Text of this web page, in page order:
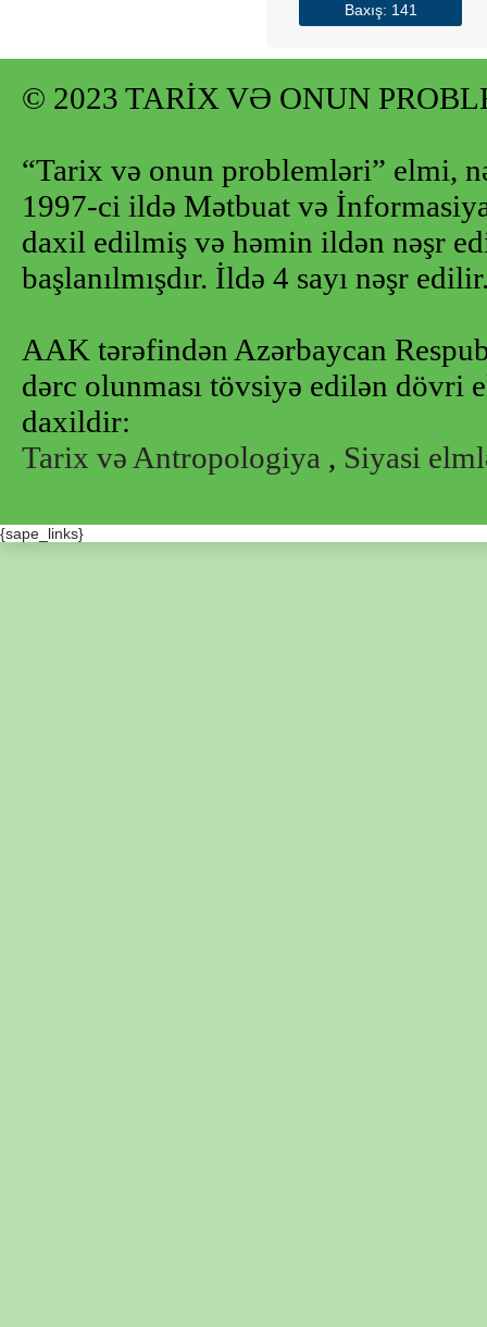
Baxış: 141
© 2023 TARİX VƏ ONUN
“Tarix və onun problemləri” elmi,
1997-ci ildə Mətbuat və
daxil edilmiş və həmin ildən nəşr
başlanılmışdır. İldə 4 sayı nəşr
AAK tərəfindən Azərbaycan
dərc olunması tövsiyə edilən dövri
daxildir:
Tarix və Antropologiya , Siyasi
{sape_links}